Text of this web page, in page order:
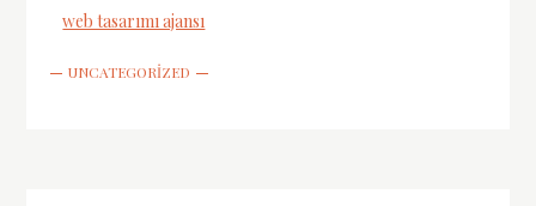
web tasarımı ajansı
UNCATEGORIZED